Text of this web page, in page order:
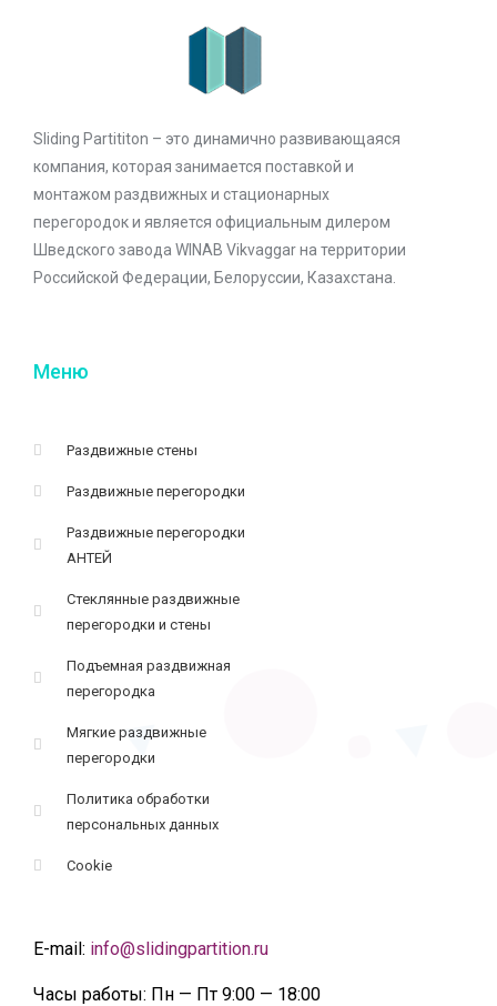
Sliding Partititon – это динамично развивающаяся
компания, которая занимается поставкой и
монтажом раздвижных и стационарных
перегородок и является официальным дилером
Шведского завода WINAB Vikvaggar на территории
Российской Федерации, Белоруссии, Казахстана.
Меню
Раздвижные стены
Раздвижные перегородки
Раздвижные перегородки
АНТЕЙ
Стеклянные раздвижные
перегородки и стены
Подъемная раздвижная
перегородка
Мягкие раздвижные
перегородки
Политика обработки
персональных данных
Cookie
E-mail: info@slidingpartition.ru
Часы работы: Пн — Пт 9:00 — 18:00